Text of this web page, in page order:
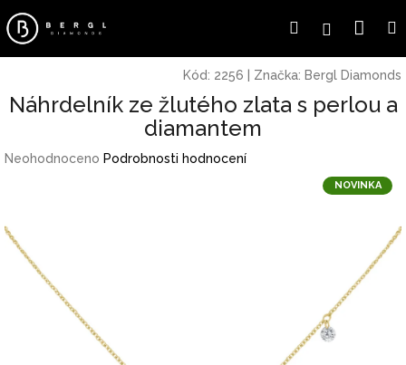
na
obsah
HledatPřihlášení
Kód: 2256 Značka: Bergl Diamonds
Náhrdelník ze žlutého zlata s perlou a
diamantem
Průměrné
0,0
hvězdiček.
Neohodnoceno Podrobnosti hodnocení
NOVINKA